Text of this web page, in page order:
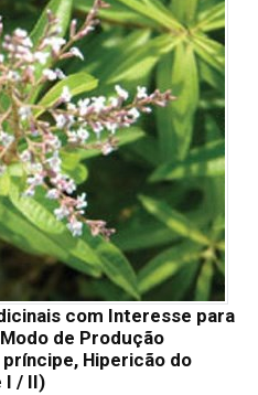
com Interesse para
de Produção
Hipericão do
I / II)